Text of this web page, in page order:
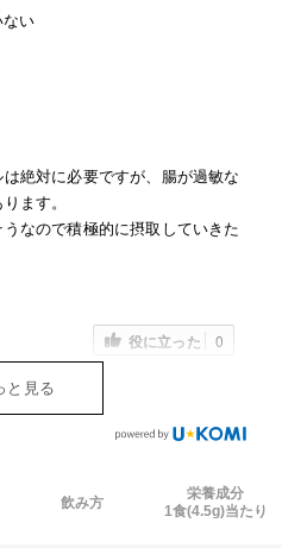
ない
絶対に必要ですが、腸が過敏な
ます。
なので積極的に摂取していきた
役に立った 0
と見る
飲み方
栄養成分
1食(4.5g)当たり